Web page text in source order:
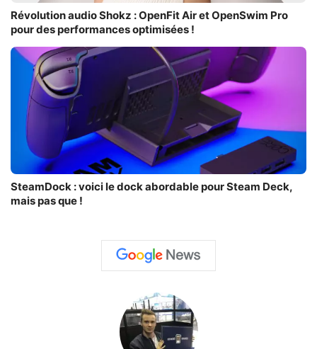
Révolution audio Shokz : OpenFit Air et OpenSwim Pro
pour des performances optimisées !
SteamDock : voici le dock abordable pour Steam Deck,
mais pas que !